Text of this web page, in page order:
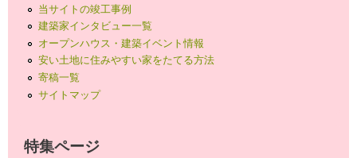
当サイトの竣工事例
建築家インタビュー一覧
オープンハウス・建築イベント情報
安い土地に住みやすい家をたてる方法
寄稿一覧
サイトマップ
特集ページ